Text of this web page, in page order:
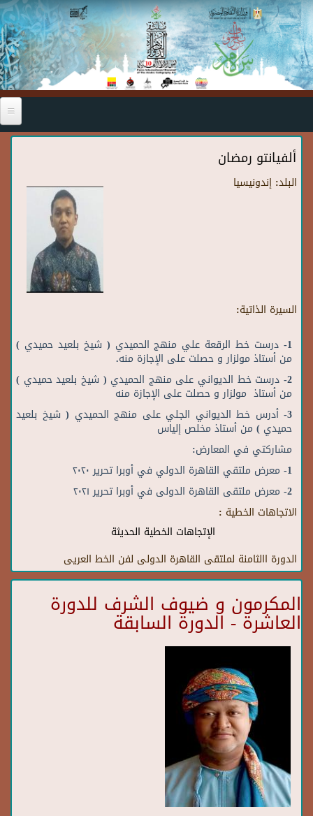
Skip to main content
ألفيانتو رمضان
البلد: إندونيسيا
السيرة الذاتية:
1- درست خط الرقعة علي منهج الحميدي ( شيخ بلعيد حميدي )
من أستاذ مولزار و حصلت على الإجازة منه.
2- درست خط الديواني على منهج الحميدي ( شيخ بلعيد حميدي )
من أستاذ مولزار و حصلت على الإجازة منه
3- أدرس خط الديواني الجلي على منهج الحميدي ( شيخ بلعيد
حميدي ) من أستاذ مخلص إلياس
مشاركتي في المعارض:
1- معرض ملتقي القاهرة الدولي في أوبرا تحرير ٢٠٢٠
2- معرض ملتقى القاهرة الدولى في أوبرا تحرير ٢٠٢١
الاتجاهات الخطية :
الإتجاهات الخطية الحديثة
الدورة االثامنة لملتقى القاهرة الدولى لفن الخط العريى
المكرمون و ضيوف الشرف للدورة
العاشرة - الدورة السابقة